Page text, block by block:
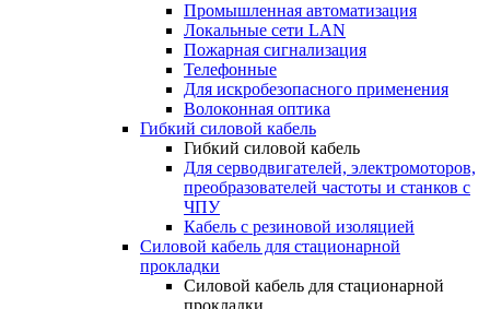
Промышленная автоматизация
Локальные сети LAN
Пожарная сигнализация
Телефонные
Для искробезопасного применения
Волоконная оптика
Гибкий силовой кабель
Гибкий силовой кабель
Для серводвигателей, электромоторов,
преобразователей частоты и станков с
ЧПУ
Кабель с резиновой изоляцией
Силовой кабель для стационарной
прокладки
Силовой кабель для стационарной
прокладки